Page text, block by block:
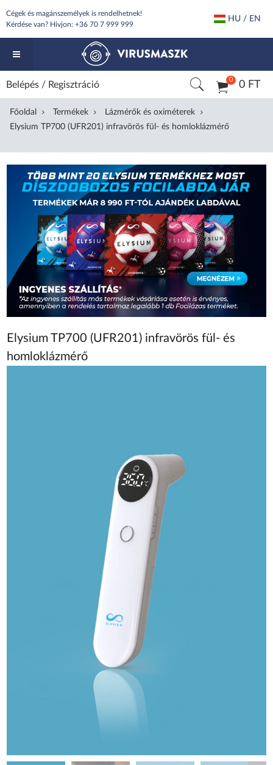
Cégek és magánszemélyek is rendelhetnek!
Kérdése van? Hívjon: +36 70 7 999 999
HU / EN
0 0 FT
Belépés / Regisztráció
Főoldal Termékek
Lázmérők és oximéterek
Elysium TP700 (UFR201) infravörös fül- és homloklázmérő
Elysium TP700 (UFR201) infravörös fül- és
homloklázmérő